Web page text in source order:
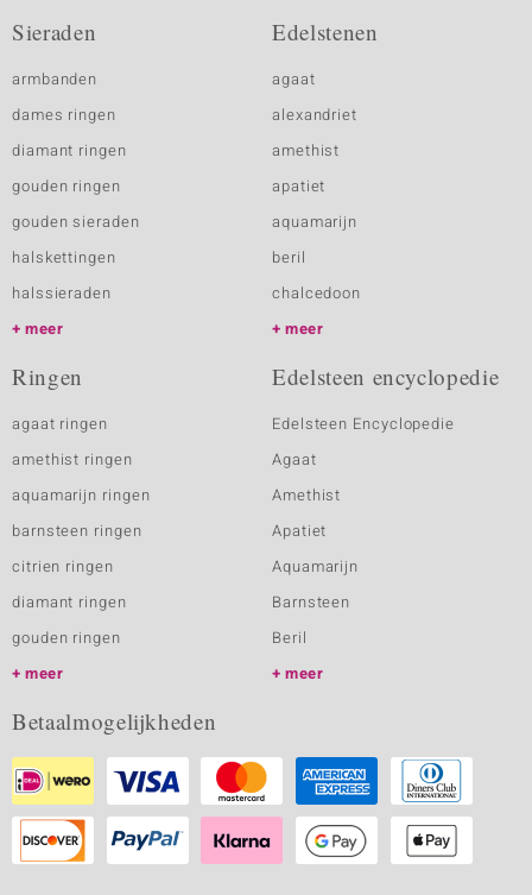
Sieraden
armbanden
dames ringen
diamant ringen
gouden ringen
gouden sieraden
halskettingen
halssieraden
meer
Edelstenen
agaat
alexandriet
amethist
apatiet
aquamarijn
beril
chalcedoon
meer
Ringen
agaat ringen
amethist ringen
aquamarijn ringen
barnsteen ringen
citrien ringen
diamant ringen
gouden ringen
meer
Edelsteen encyclopedie
Edelsteen Encyclopedie
Agaat
Amethist
Apatiet
Aquamarijn
Barnsteen
Beril
meer
Betaalmogelijkheden